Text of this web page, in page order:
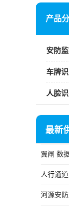
产品
安防
车牌
人脸
最新
翼闸 数